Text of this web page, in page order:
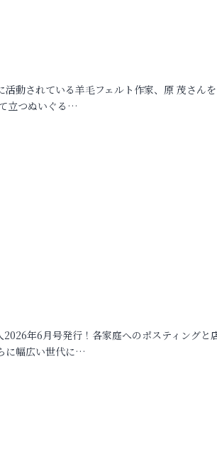
活動されている羊毛フェルト作家、原 茂さん
立つぬいぐる…
2026年6月号発行！各家庭へのポスティングと
に幅広い世代に…